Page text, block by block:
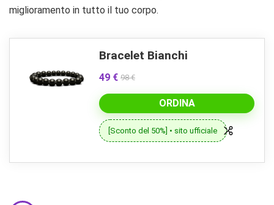
miglioramento in tutto il tuo corpo.
Bracelet Bianchi
49 € 98 €
ORDINA
[Sconto del 50%] • sito ufficiale